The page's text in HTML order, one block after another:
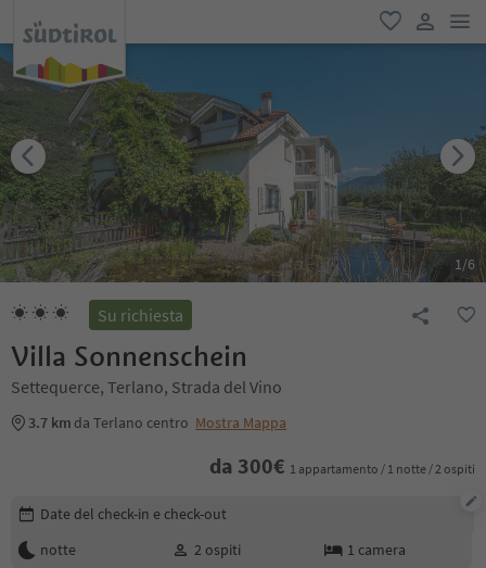
favoriti
user link
1/6
Su richiesta
Villa Sonnenschein
Settequerce, Terlano, Strada del Vino
3.7 km da Terlano centro Mostra Mappa
da 300€ 1 appartamento / 1 notte / 2 ospiti
Modifica i dettagli della prenotazione
Date del check-in e check-out
notte
2 ospiti 1 camera